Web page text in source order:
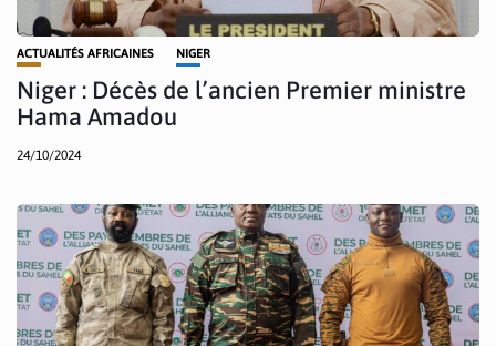
ACTUALITÉS AFRICAINES NIGER
Niger : Décès de l’ancien Premier ministre
Hama Amadou
24/10/2024